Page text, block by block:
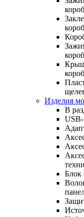
Изделия
В
USB-
Блок